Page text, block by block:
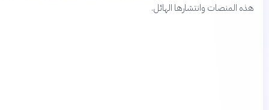
المنصات وانتشارها الهائل.